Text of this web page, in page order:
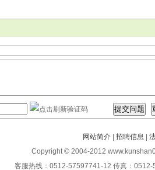
网站简介| 招聘信息
Copyright © 2004-2012
客服热线：0512-57597741-12 传真：